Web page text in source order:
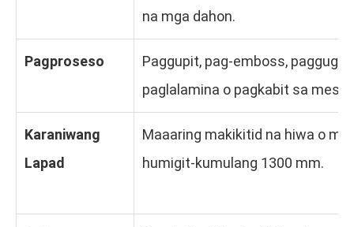
na mga dahon.
Pagproseso
Paggupit, pag-emboss,
paglalamina o pagkabit sa mesh.
Karaniwang
Lapad
Maaaring makikitid na hiwa o
humigit-kumulang 1300 mm.